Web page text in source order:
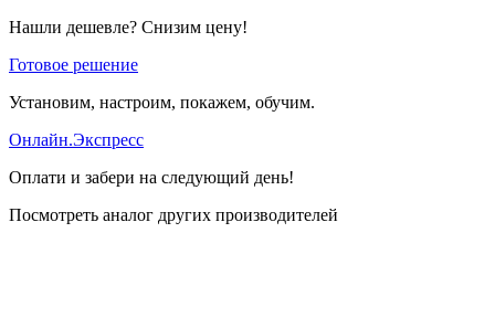
Нашли дешевле? Снизим цену!
Готовое решение
Установим, настроим, покажем, обучим.
Онлайн.Экспресс
Оплати и забери на следующий день!
Посмотреть аналог других производителей